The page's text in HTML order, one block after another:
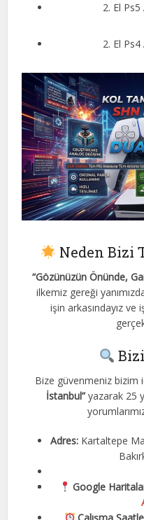
2. El Ps5
2. El Ps4
Neden Bizi
“Gözünüzün Önünde,
ilkemiz gereği
işin arkasındayız ve
Bize güvenmeniz bizim
İstanbul” yazarak 25
Adres: Kartaltepe
Google
Çalışma